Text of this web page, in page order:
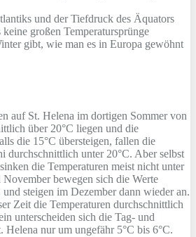
und der Tiefdruck des Äquators
keine großen Temperatursprünge
gibt, wie man es in Europa gewöhnt
auf St. Helena im dortigen Sommer von
über 20°C liegen und die
die 15°C übersteigen, fallen die
durchschnittlich unter 20°C. Aber selbst
die Temperaturen meist nicht unter
bewegen sich die Werte
steigen im Dezember dann wieder an.
Zeit die Temperaturen durchschnittlich
unterscheiden sich die Tag- und
Helena nur um ungefähr 5°C bis 6°C.